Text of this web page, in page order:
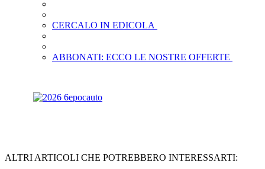
CERCALO IN EDICOLA
ABBONATI: ECCO LE NOSTRE OFFERTE
ALTRI ARTICOLI CHE POTREBBERO INTERESSARTI: